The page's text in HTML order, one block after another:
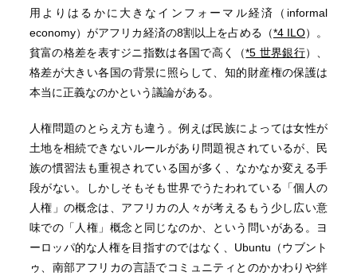
用よりはるかに大きなインフォーマル経済（informal
economy）がアフリカ経済の8割以上を占める（*4 ILO）。
貧富の格差を表すジニ指数は各国で高く（*5 世界銀行）、
格差が大きい各国の背景に照らして、知的財産権の保護は
本当に正義なのかという議論がある。
人権問題のとらえ方も違う。例えば民族によっては女性が
土地を相続できないルールがあり問題視されているが、民
族の慣習法も重視されている国が多く、なかなか変える手
段がない。しかしそもそも世界でうたわれている「個人の
人権」の概念は、アフリカの人々が考えるもう少し広い意
味での「人権」概念と同じなのか、という問いがある。ヨ
ーロッパ的な人権を目指すのではなく、Ubuntu（ウブント
ゥ、南部アフリカの言語でコミュニティとのかかわりや絆